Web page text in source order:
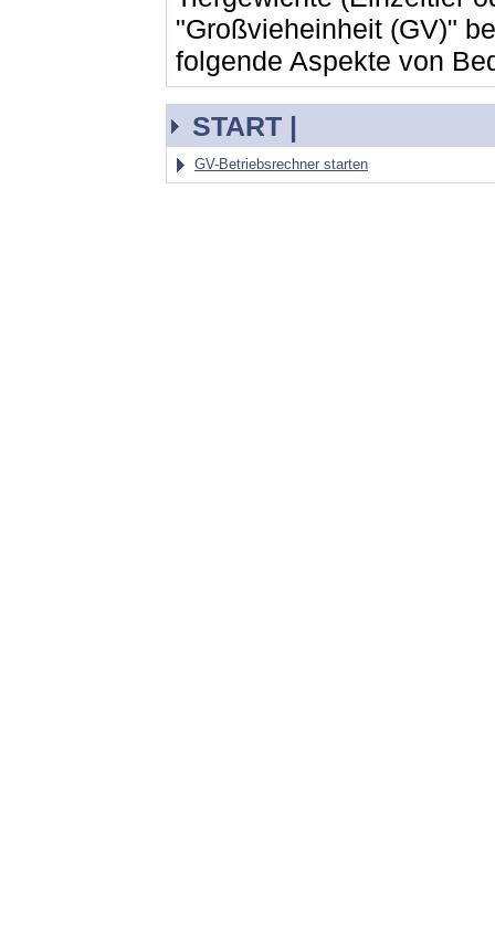
"Großvieheinheit (GV)"
folgende Aspekte von
START |